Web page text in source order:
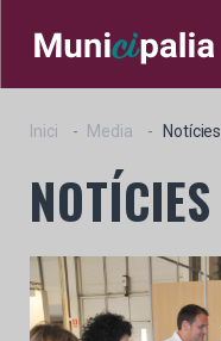
Inici Media Notícies
NOTÍCIES